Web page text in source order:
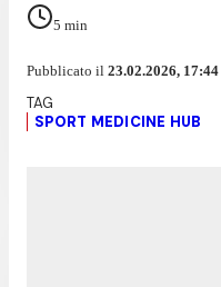
5 min
Pubblicato il 23.02.2026, 17:44
SPORT MEDICINE HUB